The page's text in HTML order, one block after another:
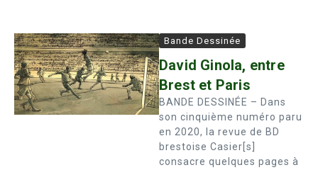
Bande Dessinée
David Ginola, entre
Brest et Paris
BANDE DESSINÉE – Dans
son cinquième numéro paru
en 2020, la revue de BD
brestoise Casier[s]
consacre quelques pages à